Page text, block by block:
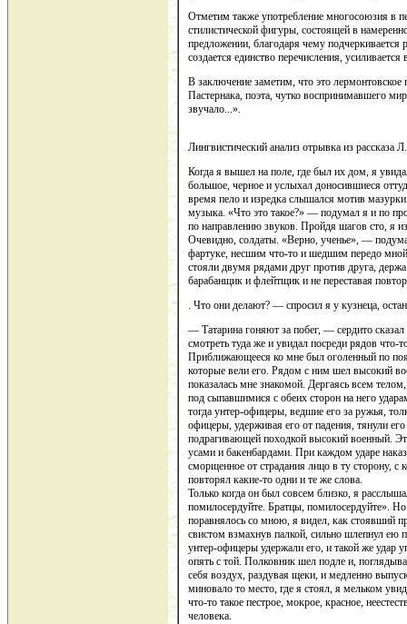
Отметим также употребление многосоюзия в
стилистической фигуры, состоящей в
предложении, благодаря чему
создается единство перечисления, усиливается
В заключение заметим, что это
Пастернака, поэта, чутко воспринимавшего
звучало...».
Лингвистический анализ отрывка из рассказа
Когда я вышел на поле, где был их дом, я
большое, черное и услыхал доносившиеся
время пело и изредка слышался мотив
музыка. «Что это такое?» — подумал я и по
по направлению звуков. Пройдя шагов сто, я
Очевидно, солдаты. «Верно, ученье», —
фартуке, несшим что-то и шедшим передо
стояли двумя рядами друг против друга,
барабанщик и флейтщик и не переставая
. Что они делают? — спросил я у кузнеца,
— Татарина гоняют за побег, — сердито
смотреть туда же и увидал посреди рядов
Приближающееся ко мне был оголенный по
которые вели его. Рядом с ним шел высокий
показалась мне знакомой. Дергаясь всем
под сыпавшимися с обеих сторон на него
тогда унтер-офицеры, ведшие его за ружья,
офицеры, удерживая его от падения, тянули
подрагивающей походкой высокий военный.
усами и бакенбардами. При каждом ударе
сморщенное от страдания лицо в ту сторону, с
повторял какие-то одни и те же слова.
Только когда он был совсем близко, я
помилосердуйте. Братцы, помилосердуйте».
поравнялось со мною, я видел, как стоявший
свистом взмахнув палкой, сильно шлепнул ею
унтер-офицеры удержали его, и такой же удар
опять с той. Полковник шел подле и,
себя воздух, раздувая щеки, и медленно
миновало то место, где я стоял, я мельком
что-то такое пестрое, мокрое, красное,
человека.